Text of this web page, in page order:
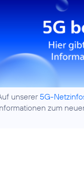
unserer 5G-
zum